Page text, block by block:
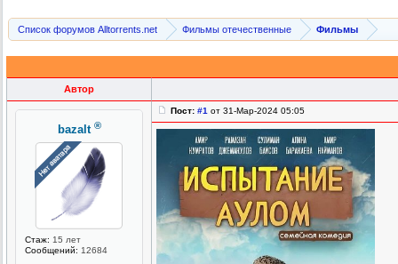
Список форумов Alltorrents.net Фильмы отечественные Фильмы
Автор
bazalt ®
Стаж: 15 лет
Сообщений: 12684
Пост: #1 от 31-Мар-2024 05:05